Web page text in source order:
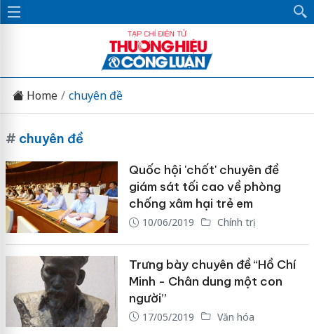
Home chuyên đề
# chuyên đề
Quốc hội 'chốt' chuyên đề
giám sát tối cao về phòng
chống xâm hại trẻ em
10/06/2019 Chính trị
Trưng bày chuyên đề “Hồ Chí
Minh - Chân dung một con
người”
17/05/2019 Văn hóa